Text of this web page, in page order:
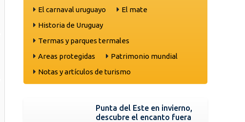
El carnaval uruguayo
El mate
Historia de Uruguay
Termas y parques termales
Areas protegidas
Patrimonio mundial
Notas y artículos de turismo
Punta del Este en invierno,
descubre el encanto fuera